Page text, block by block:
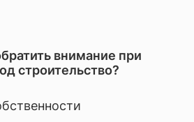
внимание при
строительство?